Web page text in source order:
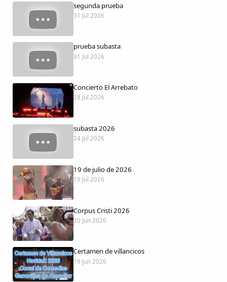
Dichos
Cancionero Local
Apodos
Peñas
La palra
Modo oscuro
segunda prueba
31 Jul 2026
prueba subasta
31 Jul 2026
Concierto El Arrebato
28 Jul 2026
subasta 2026
24 Jul 2026
19 de julio de 2026
19 Jul 2026
Corpus Cristi 2026
20 Jun 2026
Certamen de villancicos
19 Jun 2026